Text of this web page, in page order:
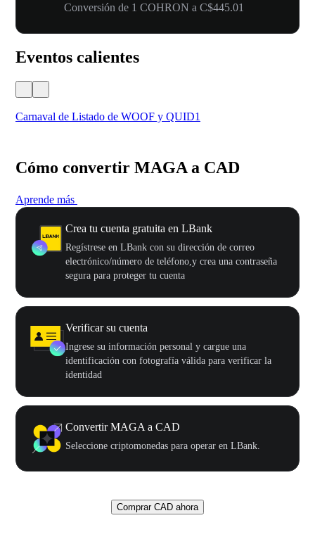
Conversión de 1 COHRON a C$445.01
Eventos calientes
Carnaval de Listado de WOOF y QUID1
Cómo convertir MAGA a CAD
Aprende más
Crea tu cuenta gratuita en LBank
Regístrese en LBank con su dirección de correo
electrónico/número de teléfono,y crea una contraseña
segura para proteger tu cuenta
Verificar su cuenta
Ingrese su información personal y cargue una
identificación con fotografía válida para verificar la
identidad
Convertir MAGA a CAD
Seleccione criptomonedas para operar en LBank.
Comprar CAD ahora